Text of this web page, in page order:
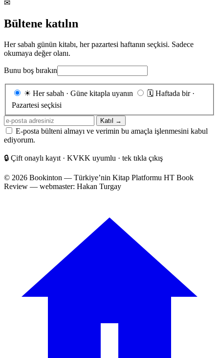
✉
Bültene katılın
Her sabah günün kitabı, her pazartesi haftanın seçkisi. Sadece
okumaya değer olanı.
Bunu boş bırakın
Gönderim
☀ Her sabah · Güne kitapla uyanın 🗓 Haftada bir ·
Pazartesi seçkisi
E-
posta
adresiniz
Katıl →
E-posta bülteni almayı ve verimin bu amaçla işlenmesini kabul
ediyorum.
🔒 Çift onaylı kayıt · KVKK uyumlu · tek tıkla çıkış
© 2026 Bookinton — Türkiye’nin Kitap Platformu HT Book
Review — webmaster: Hakan Turgay